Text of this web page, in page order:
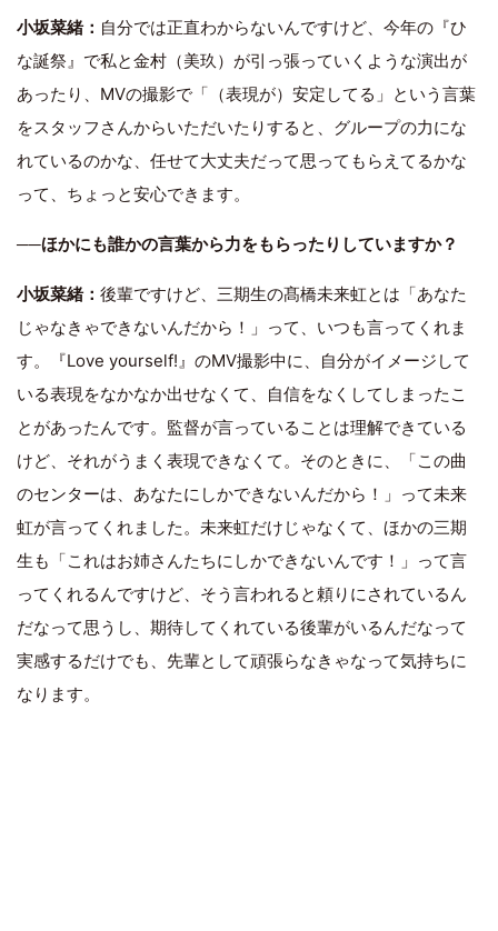
小坂菜緒： 自分では正直わからないんですけど、今年の『ひ
な誕祭』で私と金村（美玖）が引っ張っていくような演出が
あったり、MVの撮影で「（表現が）安定してる」という言葉
をスタッフさんからいただいたりすると、グループの力にな
れているのかな、任せて大丈夫だって思ってもらえてるかな
って、ちょっと安心できます。
──ほかにも誰かの言葉から力をもらったりしていますか？
小坂菜緒： 後輩ですけど、三期生の髙橋未来虹とは「あなた
じゃなきゃできないんだから！」って、いつも言ってくれま
す。『Love yourself!』のMV撮影中に、自分がイメージして
いる表現をなかなか出せなくて、自信をなくしてしまったこ
とがあったんです。監督が言っていることは理解できている
けど、それがうまく表現できなくて。そのときに、「この曲
のセンターは、あなたにしかできないんだから！」って未来
虹が言ってくれました。未来虹だけじゃなくて、ほかの三期
生も「これはお姉さんたちにしかできないんです！」って言
ってくれるんですけど、そう言われると頼りにされているん
だなって思うし、期待してくれている後輩がいるんだなって
実感するだけでも、先輩として頑張らなきゃなって気持ちに
なります。